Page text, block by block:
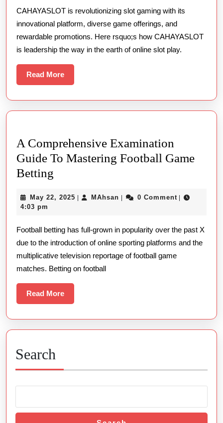
Slot
Play
CAHAYASLOT is revolutionizing slot gaming with its
innovational platform, diverse game offerings, and
rewardable promotions. Here rsquo;s how CAHAYASLOT
is leadership the way in the earth of online slot play.
Read MoreRead
More
A Comprehensive Examination
Guide To Mastering Football Game
Betting
Examination
To
Mastering
Football
Game
Betting
May 22, 2025 May
| MAhsan MAhsan
| 0 Comment |
4:03 pm
Football betting has full-grown in popularity over the past X
due to the introduction of online sporting platforms and the
multiplicative television reportage of football game
matches. Betting on football
Read MoreRead
More
Search